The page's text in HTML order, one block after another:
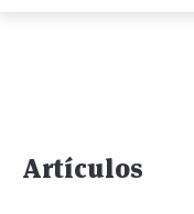
Artículos